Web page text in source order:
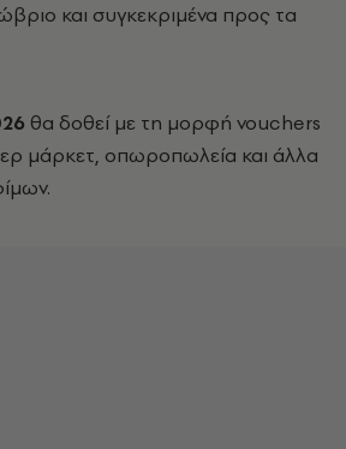
και συγκεκριμένα προς τα
θα δοθεί με τη μορφή vouchers
μάρκετ, οπωροπωλεία και άλλα